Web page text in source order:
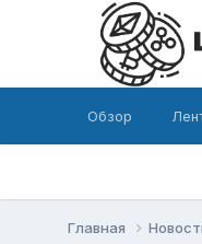
Обзор
Главная